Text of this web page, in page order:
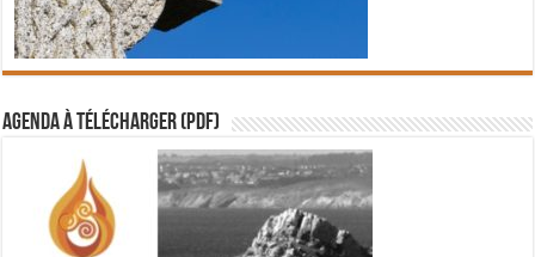
Agenda à télécharger (PDF)